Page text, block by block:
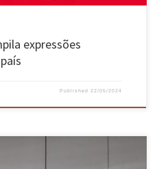
expressões
Published22/05/2024